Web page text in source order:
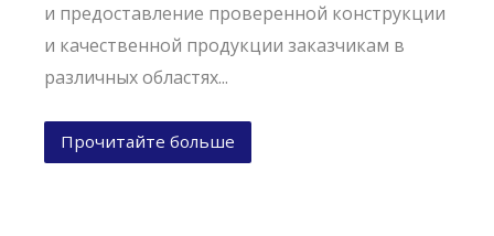
и предоставление проверенной конструкции
и качественной продукции заказчикам в
различных областях...
Прочитайте больше